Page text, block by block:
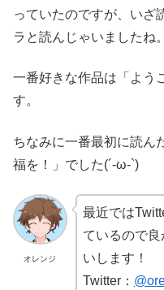
っていたのですが、いざ
ラと読んじゃいましたね。
一番好きな作品は「よう
す。
ちなみに一番最初に読ん
福を！」でした(´-ω-`)
オレンジ
最近では
ているので
いします！
Twitter：